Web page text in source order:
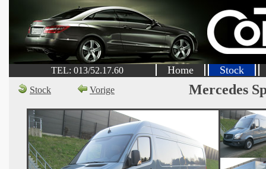
TEL: 013/52.17.60 Home Stock
Stock Vorige Mercedes